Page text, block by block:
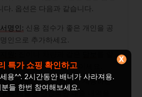
다. 옵션은 다음과 같습니다.
명인: 신용 점수가 좋은 개인을 공
인으로 추가하세요.
대출 승인 가능성을 높이세요.
축 대출:신용 기관에서 제공하는
구축 대출은 안정적인 대출 내역을
특가 쇼핑 확인하고
용^^. 2시간동안 배너가 사라져용.
분들 한번 참여해보세요.
X